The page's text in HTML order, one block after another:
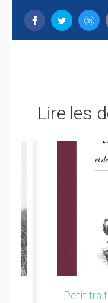
Lire les
Petit